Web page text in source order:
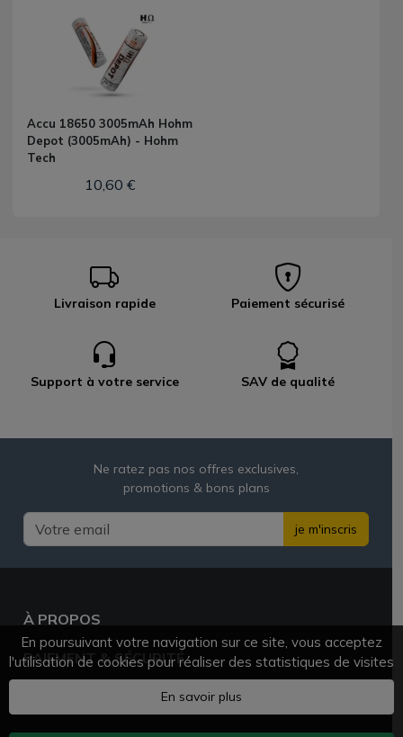
Accu 18650 3005mAh Hohm
Depot (3005mAh) - Hohm
Tech
10,60 €
Livraison rapide Paiement sécurisé
Support à votre service SAV de qualité
Ne ratez pas nos offres exclusives,
promotions & bons plans
je m'inscris
À PROPOS
PAIEMENT & SÉCURITÉ
En poursuivant votre navigation sur ce site, vous acceptez
l'utilisation de cookies pour réaliser des statistiques de visites
En savoir plus